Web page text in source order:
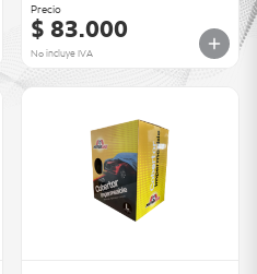
Precio
$ 83.000
No incluye IVA